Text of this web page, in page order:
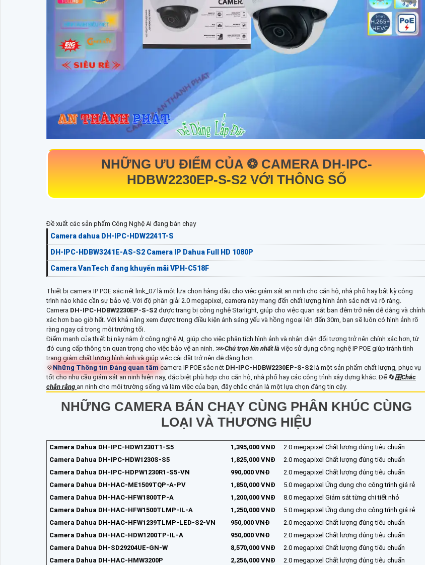
NHỮNG ƯU ĐIỂM CỦA ❂ CAMERA DH-IPC-
HDBW2230EP-S-S2 VỚI THÔNG SỐ
Đề xuất các sản phẩm Công Nghệ AI đang bán chạy
Camera dahua DH-IPC-HDW2241T-S
DH-IPC-HDBW3241E-AS-S2 Camera IP Dahua Full HD 1080P
Camera VanTech đang khuyến mãi VPH-C518F
Thiết bị camera IP POE sắc nét link_07 là một lựa chọn hàng đầu cho việc giám sát an ninh cho căn hộ, nhà phố hay bất kỳ công
trình nào khác cần sự bảo vệ. Với độ phân giải 2.0 megapixel, camera này mang đến chất lượng hình ảnh sắc nét và rõ ràng.
Camera DH-IPC-HDBW2230EP-S-S2 được trang bị công nghệ Starlight, giúp cho việc quan sát ban đêm trở nên dễ dàng và chính
xác hơn bao giờ hết. Với khả năng xem được trong điều kiện ánh sáng yếu và hồng ngoại lên đến 30m, bạn sẽ luôn có hình ảnh rõ
ràng ngay cả trong môi trường tối.
Điểm mạnh của thiết bị này nằm ở công nghệ AI, giúp cho việc phân tích hình ảnh và nhận diện đối tượng trở nên chính xác hơn, từ
đó cung cấp thông tin quan trọng cho việc bảo vệ an ninh. ⋙Chú trọn lớn nhất là việc sử dụng công nghệ IP POE giúp tránh tình
trạng giảm chất lượng hình ảnh và giúp việc cài đặt trở nên dễ dàng hơn.
💠Những Thông tin Đáng quan tâm camera IP POE sắc nét DH-IPC-HDBW2230EP-S-S2 là một sản phẩm chất lượng, phục vụ
tốt cho nhu cầu giám sát an ninh hiện nay, đặc biệt phù hợp cho căn hộ, nhà phố hay các công trình xây dựng khác. Để 🔄🎛Chắc
chắn rằng an ninh cho môi trường sống và làm việc của bạn, đây chắc chắn là một lựa chọn đáng tin cậy.
NHỮNG CAMERA BÁN CHẠY CÙNG PHÂN KHÚC CÙNG
LOẠI VÀ THƯƠNG HIỆU
Camera Dahua DH-IPC-HDW1230T1-S5 1,395,000 VNĐ
2.0 megapixel Chất lượng đúng tiêu chuẩn
Camera Dahua DH-IPC-HDW1230S-S5
1,825,000 VNĐ
2.0 megapixel Chất lượng đúng tiêu chuẩn
Camera Dahua DH-IPC-HDPW1230R1-S5-VN
990,000 VNĐ
2.0 megapixel Chất lượng đúng tiêu chuẩn
Camera Dahua DH-HAC-ME1509TQP-A-PV
1,850,000 VNĐ
5.0 megapixel Ứng dụng cho công trình giá rẻ
Camera Dahua DH-HAC-HFW1800TP-A
1,200,000 VNĐ
8.0 megapixel Giám sát từng chi tiết nhỏ
Camera Dahua DH-HAC-HFW1500TLMP-IL-A
1,250,000 VNĐ
5.0 megapixel Ứng dụng cho công trình giá rẻ
Camera Dahua DH-HAC-HFW1239TLMP-LED-S2-VN
950,000 VNĐ
2.0 megapixel Chất lượng đúng tiêu chuẩn
Camera Dahua DH-HAC-HDW1200TP-IL-A
950,000 VNĐ
2.0 megapixel Chất lượng đúng tiêu chuẩn
Camera Dahua DH-SD29204UE-GN-W
8,570,000 VNĐ
2.0 megapixel Chất lượng đúng tiêu chuẩn
Camera Dahua DH-HAC-HMW3200P
2,256,000 VNĐ
2.0 megapixel Chất lượng đúng tiêu chuẩn